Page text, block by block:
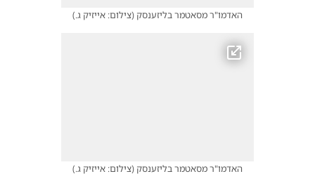
האדמו"ר מסאטמר בליזענסק (צילום: אייזיק ג.)
האדמו"ר מסאטמר בליזענסק (צילום: אייזיק ג.)